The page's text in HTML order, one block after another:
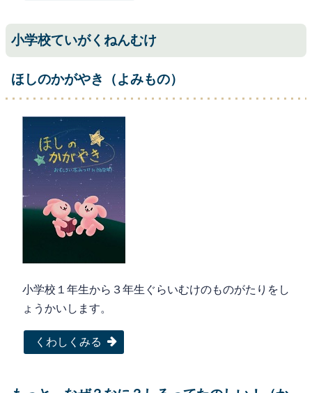
小学校ていがくねんむけ
ほしのかがやき（よみもの）
小学校１年生から３年生ぐらいむけのものがたりをし
ょうかいします。
くわしくみる